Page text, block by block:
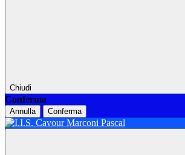
Chiudi
Conferma
Annulla Conferma